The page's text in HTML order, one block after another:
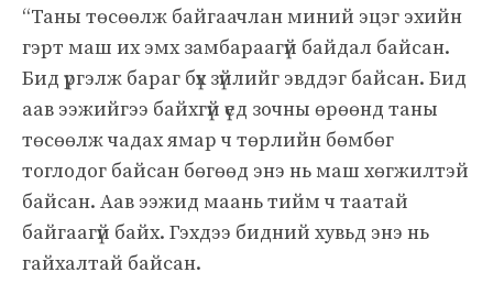
“Таны төсөөлж байгаачлан миний эцэг эхийн
гэрт маш их эмх замбараагүй байдал байсан.
Бид үргэлж бараг бүх зүйлийг эвддэг байсан. Бид
аав ээжийгээ байхгүй үед зочны өрөөнд таны
төсөөлж чадах ямар ч төрлийн бөмбөг
тоглодог байсан бөгөөд энэ нь маш хөгжилтэй
байсан. Аав ээжид маань тийм ч таатай
байгаагүй байх. Гэхдээ бидний хувьд энэ нь
гайхалтай байсан.